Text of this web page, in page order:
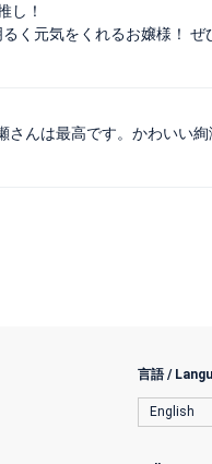
し！
く元気をくれるお嬢様！
んは最高です。かわいい
言語 /
English